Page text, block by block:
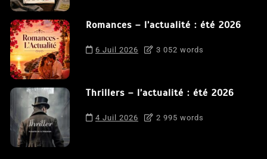
Romances – l’actualité : été 2026
6 Juil 2026 3 052 words
Thrillers – l’actualité : été 2026
4 Juil 2026 2 995 words